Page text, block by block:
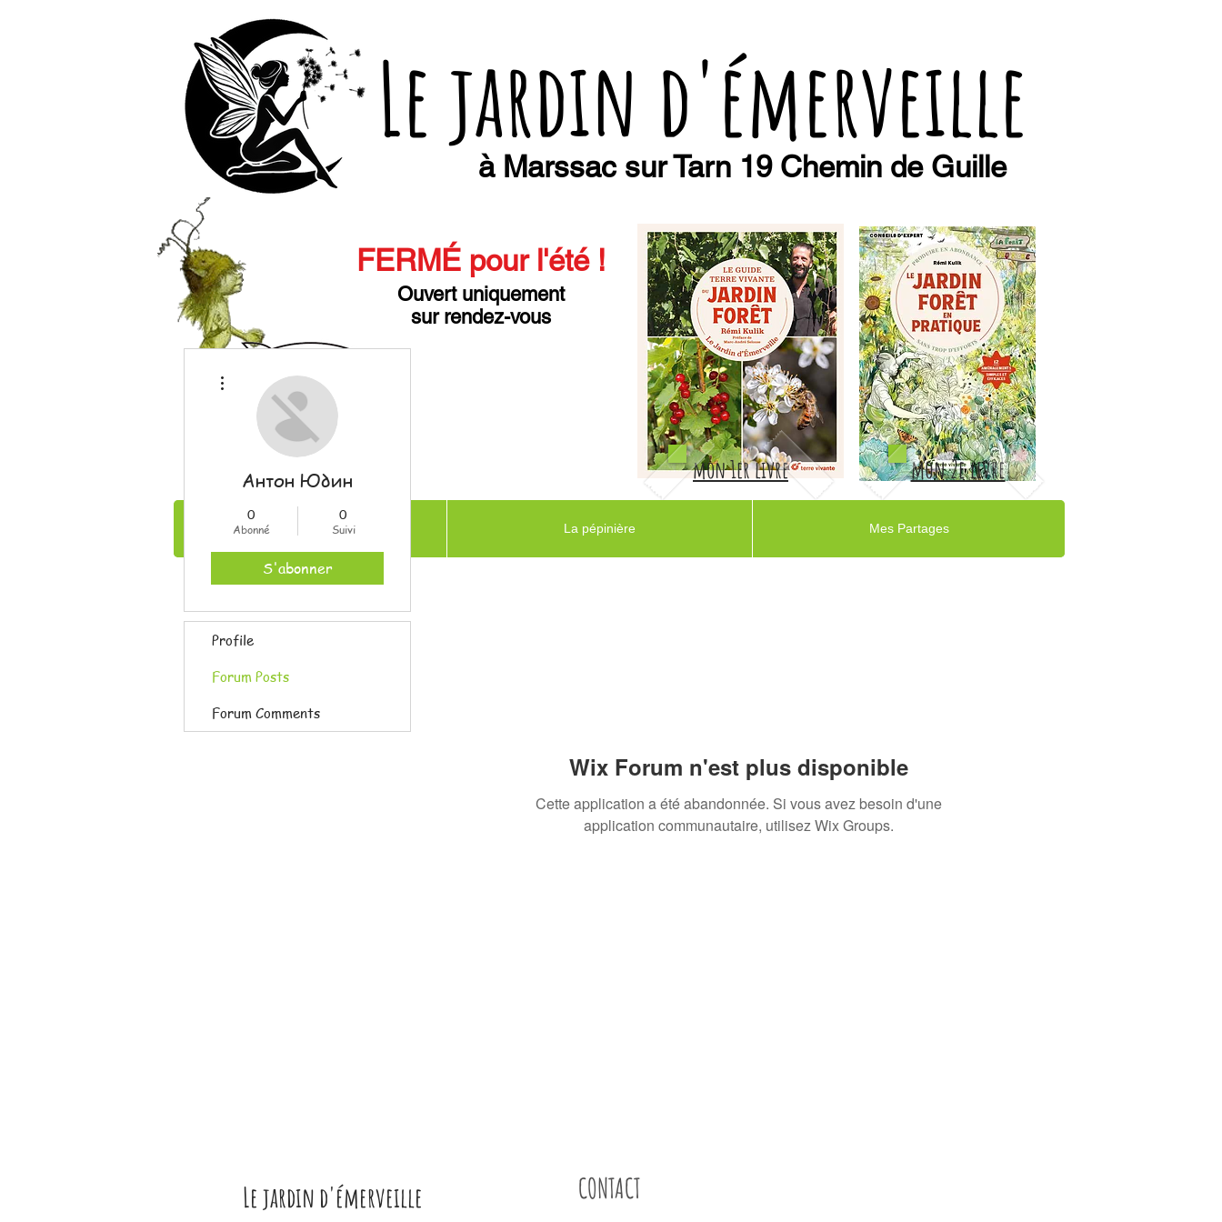
Le jardin d'émerveille
mon 1er livre mon 2e livre
à Marssac sur Tarn 19 Chemin de Guille
FERMÉ pour l'été!
Ouvert uniquement
sur rendez-vous
Les vidéos
c'est par ici
La pépinière Mes Partages
Wix Forum n'est plus disponible
Cette application a été abandonnée. Si vous avez besoin d'une
application communautaire, utilisez Wix Groups.
Антон Юдин
0
Abonné
0
Suivi
S'abonner
Profile
Forum Posts
Forum Comments
Le jardin d'émerveille CONTACT